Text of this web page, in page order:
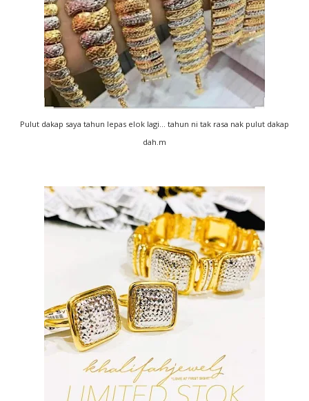
Pulut dakap saya tahun lepas elok lagi... tahun ni tak rasa nak pulut dakap
dah.m